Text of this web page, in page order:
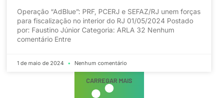
Operação “AdBlue”: PRF, PCERJ e SEFAZ/RJ unem forças
para fiscalização no interior do RJ 01/05/2024 Postado
por: Faustino Júnior Categoria: ARLA 32 Nenhum
comentário Entre
1 de maio de 2024 Nenhum comentário
CARREGAR MAIS